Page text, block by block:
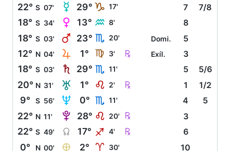
22° S 07' O 29° J 17' 7 7/8
18° S 34' P 13° K 8' 8
18° S 03' Q 23° H 20' Domi. 5
12° N 04' R 1° F 3' Ç Exíl. 3
18° S 03' S 29° H 11' 5 5/6
20° N 31' T 1° E 2' Ç 1 1/2
9° S 56' U 0° H 11' 4 5
22° N 11' V 28° E 20' Ç 3
22° S 49' Y 17° I 4' Ç 6
0° N 00' È 2° A 30' 10